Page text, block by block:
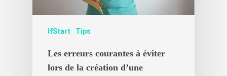
IfStart Tips
Les erreurs courantes à éviter
lors de la création d’une
Actualités récentes
Témoignages